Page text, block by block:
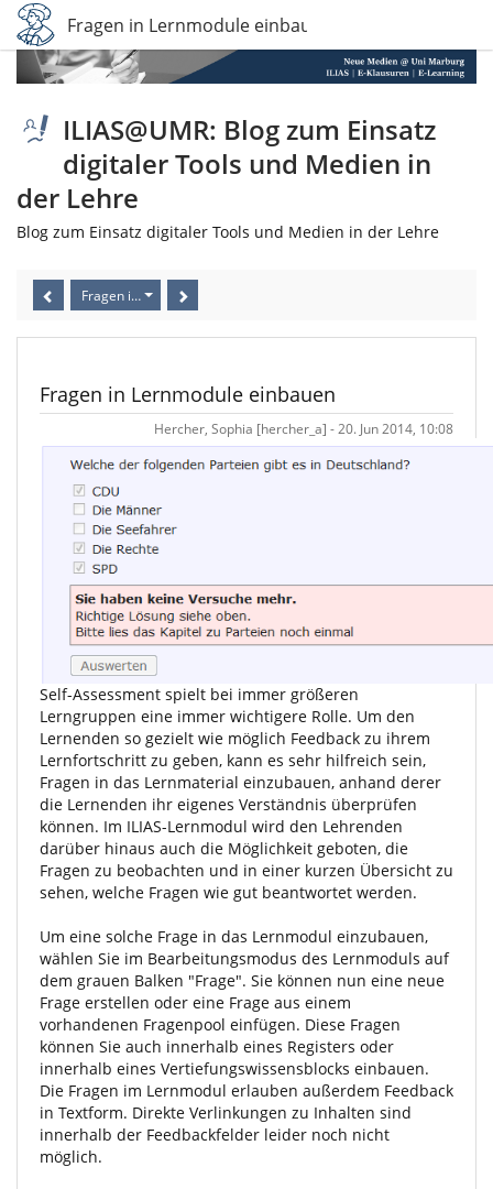
Fragen in Lernmodule einbauen
ILIAS@UMR: Blog zum Einsatz
digitaler Tools und Medien in
der Lehre
Blog zum Einsatz digitaler Tools und Medien in der Lehre
Fragen in Lernmodule einbauen
Fragen in Lernmodule einbauen
Hercher, Sophia [hercher_a] - 20. Jun 2014, 10:08
Self-Assessment spielt bei immer größeren
Lerngruppen eine immer wichtigere Rolle. Um den
Lernenden so gezielt wie möglich Feedback zu ihrem
Lernfortschritt zu geben, kann es sehr hilfreich sein,
Fragen in das Lernmaterial einzubauen, anhand derer
die Lernenden ihr eigenes Verständnis überprüfen
können. Im ILIAS-Lernmodul wird den Lehrenden
darüber hinaus auch die Möglichkeit geboten, die
Fragen zu beobachten und in einer kurzen Übersicht zu
sehen, welche Fragen wie gut beantwortet werden.
Um eine solche Frage in das Lernmodul einzubauen,
wählen Sie im Bearbeitungsmodus des Lernmoduls auf
dem grauen Balken "Frage". Sie können nun eine neue
Frage erstellen oder eine Frage aus einem
vorhandenen Fragenpool einfügen. Diese Fragen
können Sie auch innerhalb eines Registers oder
innerhalb eines Vertiefungswissensblocks einbauen.
Die Fragen im Lernmodul erlauben außerdem Feedback
in Textform. Direkte Verlinkungen zu Inhalten sind
innerhalb der Feedbackfelder leider noch nicht
möglich.